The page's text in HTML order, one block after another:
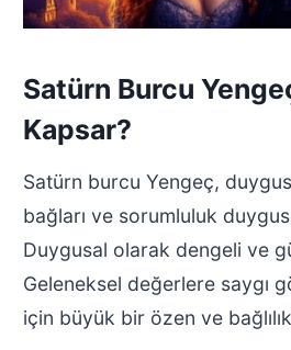
Satürn Burcu
Kapsar?
Satürn burcu Yengeç,
bağları ve sorumluluk
Duygusal olarak dengeli ve
Geleneksel değerlere saygı
için büyük bir özen ve